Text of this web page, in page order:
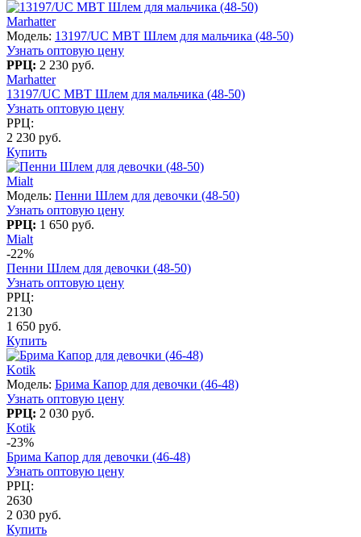
Marhatter
Модель: 13197/UC MBT Шлем для мальчика (48-50)
Узнать оптовую цену
РРЦ: 2 230 руб.
Marhatter
13197/UC MBT Шлем для мальчика (48-50)
Узнать оптовую цену
РРЦ:
2 230 руб.
Купить
Mialt
Модель: Пенни Шлем для девочки (48-50)
Узнать оптовую цену
РРЦ: 1 650 руб.
Mialt
-22%
Пенни Шлем для девочки (48-50)
Узнать оптовую цену
РРЦ:
2130
1 650 руб.
Купить
Kotik
Модель: Брима Капор для девочки (46-48)
Узнать оптовую цену
РРЦ: 2 030 руб.
Kotik
-23%
Брима Капор для девочки (46-48)
Узнать оптовую цену
РРЦ:
2630
2 030 руб.
Купить